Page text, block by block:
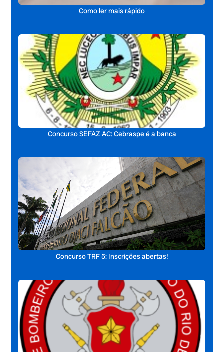
Como ler mais rápido
Concurso SEFAZ AC: Cebraspe é a banca
Concurso TRF 5: Inscrições abertas!